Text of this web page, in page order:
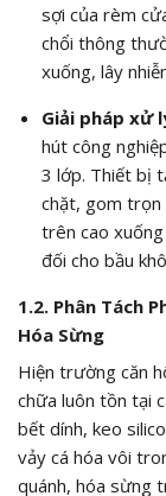
sợi của rèm
chổi thông
xuống, lây
Giải pháp xử
hút công
3 lớp. Thiết bị
chặt, gom
trên cao
đối cho bầu
1.2. Phân Tách
Hóa Sừng
Hiện trường căn
chữa luôn tồn tại
bết dính, keo
vảy cá hóa vôi
quánh, hóa sừng